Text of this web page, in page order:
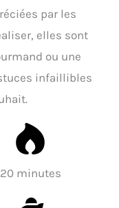
par les
elles sont
ou une
infaillibles
20 minutes